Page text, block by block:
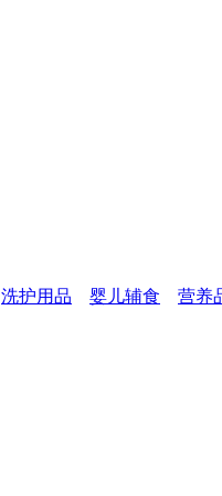
洗护用品 婴儿辅食 营养